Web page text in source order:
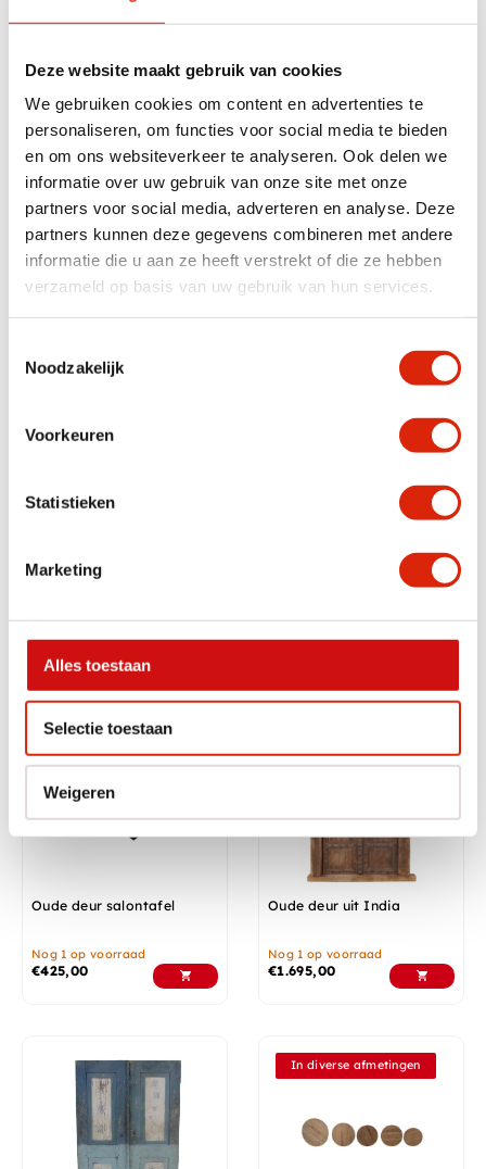
Deze website maakt gebruik van cookies
We gebruiken cookies om content en advertenties te
personaliseren, om functies voor social media te bieden
en om ons websiteverkeer te analyseren. Ook delen we
informatie over uw gebruik van onze site met onze
partners voor social media, adverteren en analyse. Deze
partners kunnen deze gegevens combineren met andere
informatie die u aan ze heeft verstrekt of die ze hebben
verzameld op basis van uw gebruik van hun services.
Noodzakelijk
Voorkeuren
Statistieken
Marketing
Alles toestaan
Selectie toestaan
Weigeren
Specificaties
Houtsoort Mango, Teak
Breedte 101 – 150 cm
Industriële salontafel
€200,00
In diverse afmetingen
Industriële Salontafel van
ruw Teak hout en Metaal
Maatwerk
Oude deur salontafel
Nog 1 op voorraad
€425,00
Oude deur uit India
Nog 1 op voorraad
€1.695,00
In diverse afmetingen